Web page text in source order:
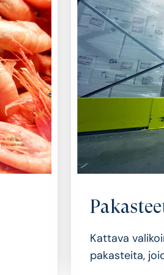
Kattava
pakasteita,